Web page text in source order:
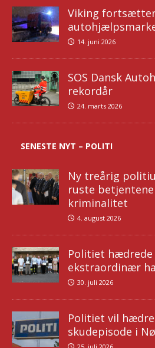
Viking
14. juni 2026
SOS Dansk
rekordår
24. marts 2026
SENESTE NYT – POLITI
Ny treårig
ruste
kriminalitet
4. august 2026
Politiet
ekstraordinær
30. juli 2026
Politiet vil
skudepisode i